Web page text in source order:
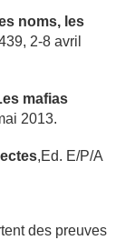
noms, les
2-8 avril
mafias
2013.
,Ed. E/P/A
des preuves